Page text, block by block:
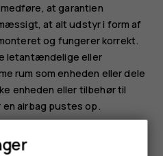
at garantien
at alt udstyr i form af
og fungerer korrekt.
letantændelige eller
rum som enheden eller dele
enheden eller tilbehør til
airbag pustes op.